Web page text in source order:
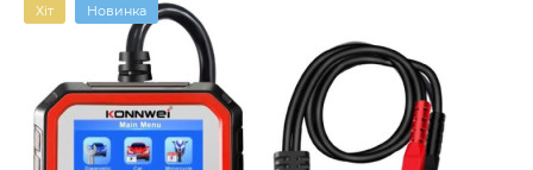
Хіт Новинка